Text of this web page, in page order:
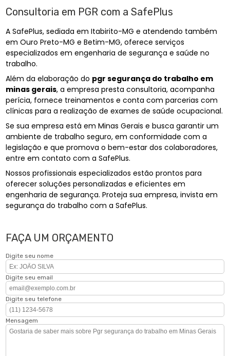
Consultoria em PGR com a SafePlus
A SafePlus, sediada em Itabirito-MG e atendendo também
em Ouro Preto-MG e Betim-MG, oferece serviços
especializados em engenharia de segurança e saúde no
trabalho.
Além da elaboração do pgr segurança do trabalho em
minas gerais, a empresa presta consultoria, acompanha
perícia, fornece treinamentos e conta com parcerias com
clínicas para a realização de exames de saúde ocupacional.
Se sua empresa está em Minas Gerais e busca garantir um
ambiente de trabalho seguro, em conformidade com a
legislação e que promova o bem-estar dos colaboradores,
entre em contato com a SafePlus.
Nossos profissionais especializados estão prontos para
oferecer soluções personalizadas e eficientes em
engenharia de segurança. Proteja sua empresa, invista em
segurança do trabalho com a SafePlus.
FAÇA UM ORÇAMENTO
Digite seu nome
Digite seu email
Digite seu telefone
Mensagem